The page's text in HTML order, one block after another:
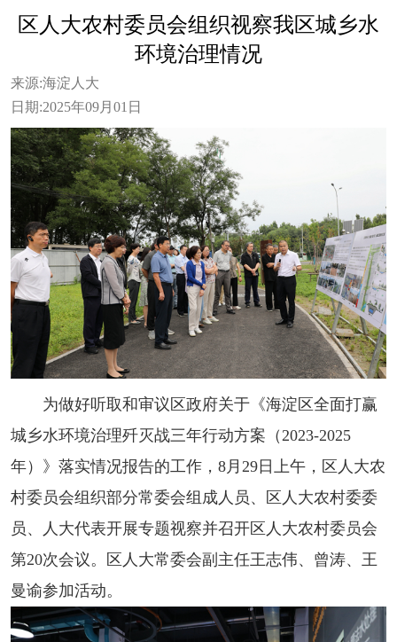
区人大农村委员会组织视察我区城乡水
环境治理情况
来源:海淀人大
日期:2025年09月01日
为做好听取和审议区政府关于《海淀区全面打赢
城乡水环境治理歼灭战三年行动方案（2023-2025
年）》落实情况报告的工作，8月29日上午，区人大农
村委员会组织部分常委会组成人员、区人大农村委委
员、人大代表开展专题视察并召开区人大农村委员会
第20次会议。区人大常委会副主任王志伟、曾涛、王
曼谕参加活动。